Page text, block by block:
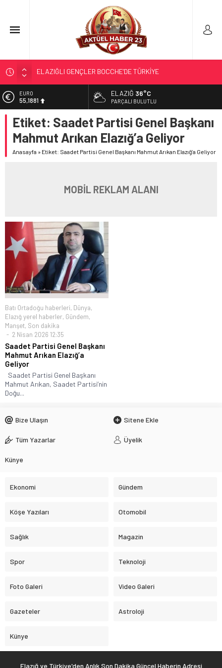
ELAZIĞLI GENÇLER BOCCHE’DE TÜRKİYE
TÜRK OĞUZ BOYLARI
298 MİLYON DOLARLIK İHRACAT
ERDEM; ENTÜBE EDİLDİ…
ELAZIĞ’DA TEFECİLİK OPERASYONU
EURO
55,1881
ALTIN
6.660,55
BİST
13.779,39
ELAZIĞ 36°C
PARÇALI BULUTLU
Etiket: Saadet Partisi Genel Başkanı
Mahmut Arıkan Elazığ’a Geliyor
Anasayfa » Etiket: Saadet Partisi Genel Başkanı Mahmut Arıkan Elazığ’a Geliyor
MOBİL REKLAM ALANI
Batı Ortadoğu haberleri, Dünya,
Elazığ yerel haberler, Gündem,
Manşet, Son dakika
2 Nisan 2026 12:35
Saadet Partisi Genel Başkanı
Mahmut Arıkan Elazığ’a
Geliyor
Saadet Partisi Genel Başkanı
Mahmut Arıkan, Saadet Partisi’nin
Doğu...
Bize Ulaşın Sitene Ekle
Tüm Yazarlar Üyelik
Künye
Ekonomi Gündem
Köşe Yazıları Otomobil
Sağlık Magazin
Spor Teknoloji
Foto Galeri Video Galeri
Gazeteler Astroloji
Künye
Elazığ ve Türkiye'den Anlık Son Dakika Güncel Haberin Adresi